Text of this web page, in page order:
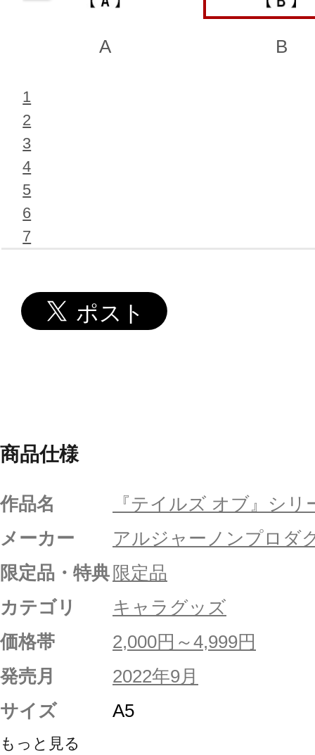
A B
1
2
3
4
5
6
7
商品仕様
作品名
『テイルズ オブ』シリ
メーカー
アルジャーノンプロダ
限定品・特典 限定品
カテゴリ
キャラグッズ
価格帯
2,000円～4,999円
発売月
2022年9月
サイズ
A5
もっと見る